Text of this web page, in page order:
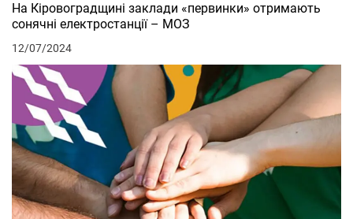
На Кіровоградщині заклади «первинки» отримають
сонячні електростанції – МОЗ
12/07/2024